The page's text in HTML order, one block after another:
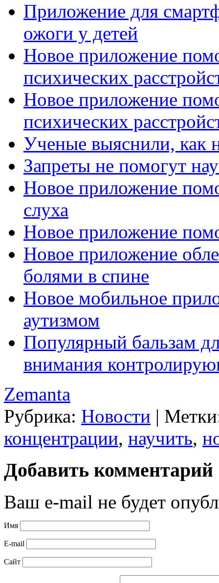
Приложение для
ожоги у детей
Новое приложение
психических
Новое приложение
психических
Ученые выяснили, как
Запреты не помогут
Новое приложение
слуха
Новое приложение
Новое приложение
болями в спине
Новое мобильное
аутизмом
Популярный бальзам
внимания
Zemanta
Рубрика: Новости |
концентрации, научить,
Добавить комментарий
Ваш e-mail не будет
Имя
E-mail
Сайт